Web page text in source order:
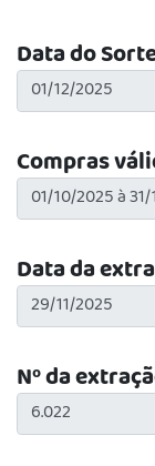
Data do
Compras
Data da
Nº da